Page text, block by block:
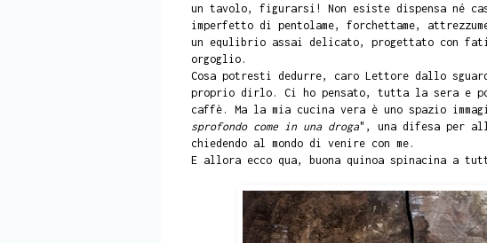
un tavolo, figurarsi! Non esiste dispensa né
imperfetto di pentolame, forchettame,
un equlibrio assai delicato, progettato con
orgoglio.
Cosa potresti dedurre, caro Lettore dallo
proprio dirlo. Ci ho pensato, tutta la sera e
caffè. Ma la mia cucina vera è uno spazio
sprofondo come in una droga", una difesa per
chiedendo al mondo di venire con me.
E allora ecco qua, buona quinoa spinacina a